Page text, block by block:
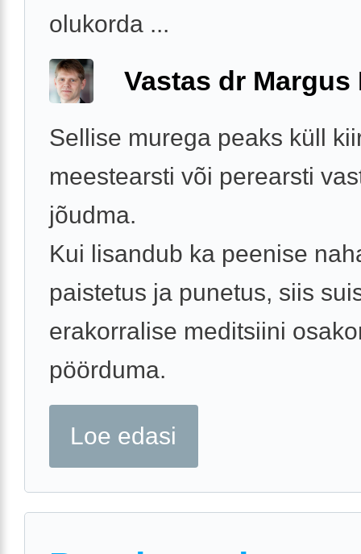
olukorda ...
Vastas dr Margus
Sellise murega peaks küll
meestearsti või perearsti
jõudma.
Kui lisandub ka peenise
paistetus ja punetus, siis
erakorralise meditsiini
pöörduma.
Loe edasi